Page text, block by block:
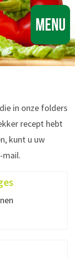
Menu
in onze folders
recept hebt
kunt u uw
mail.